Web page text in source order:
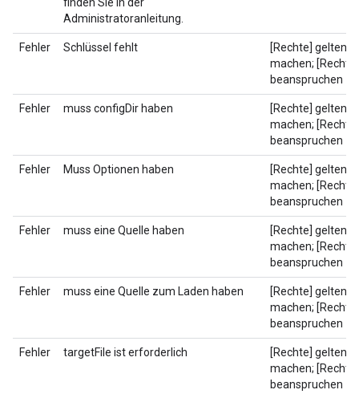
Administratoranleitung.
Fehler Schlüssel fehlt
[Rechte] geltend
machen; [Rechte]
beanspruchen
Fehler muss configDir haben
[Rechte] geltend
machen; [Rechte]
beanspruchen
Fehler Muss Optionen haben
[Rechte] geltend
machen; [Rechte]
beanspruchen
Fehler muss eine Quelle haben
[Rechte] geltend
machen; [Rechte]
beanspruchen
Fehler muss eine Quelle zum Laden haben
[Rechte] geltend
machen; [Rechte]
beanspruchen
Fehler targetFile ist erforderlich
[Rechte] geltend
machen; [Rechte]
beanspruchen